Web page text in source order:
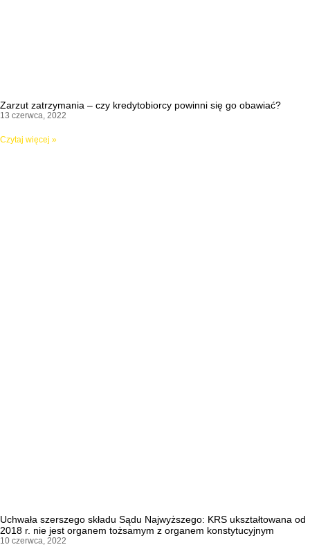
Zarzut zatrzymania – czy kredytobiorcy powinni się go obawiać?
13 czerwca, 2022
Czytaj więcej »
Uchwała szerszego składu Sądu Najwyższego: KRS ukształtowana od
2018 r. nie jest organem tożsamym z organem konstytucyjnym
10 czerwca, 2022